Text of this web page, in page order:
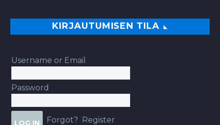
KIRJAUTUMISEN TILA
Username or Email
Password
Forgot? Register